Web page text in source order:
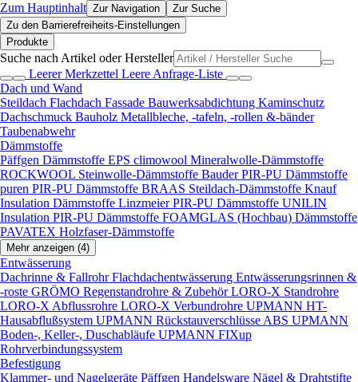
Zum Hauptinhalt Zur Navigation
Zur Suche
Zu den Barrierefreiheits-Einstellungen
Produkte
Suche nach Artikel oder Hersteller
Leerer Merkzettel Leere Anfrage-Liste
Dach und Wand
Steildach Flachdach Fassade Bauwerksabdichtung Kaminschutz
Dachschmuck Bauholz Metallbleche, -tafeln, -rollen &-bänder
Taubenabwehr
Dämmstoffe
Päffgen Dämmstoffe EPS climowool Mineralwolle-Dämmstoffe
ROCKWOOL Steinwolle-Dämmstoffe Bauder PIR-PU Dämmstoffe
puren PIR-PU Dämmstoffe BRAAS Steildach-Dämmstoffe Knauf
Insulation Dämmstoffe Linzmeier PIR-PU Dämmstoffe UNILIN
Insulation PIR-PU Dämmstoffe FOAMGLAS (Hochbau) Dämmstoffe
PAVATEX Holzfaser-Dämmstoffe
Mehr anzeigen (4)
Entwässerung
Dachrinne & FallrohrFlachdachentwässerung Entwässerungsrinnen &
-roste GRÖMO Regenstandrohre & ZubehörLORO-X Standrohre
LORO-X Abflussrohre LORO-X Verbundrohre UPMANN HT-
Hausabflußsystem UPMANN Rückstauverschlüsse ABS UPMANN
Boden-, Keller-, Duschabläufe UPMANN FIXup
Rohrverbindungssystem
Befestigung
Klammer- und Nagelgeräte Päffgen Handelsware Nägel & Drahtstifte